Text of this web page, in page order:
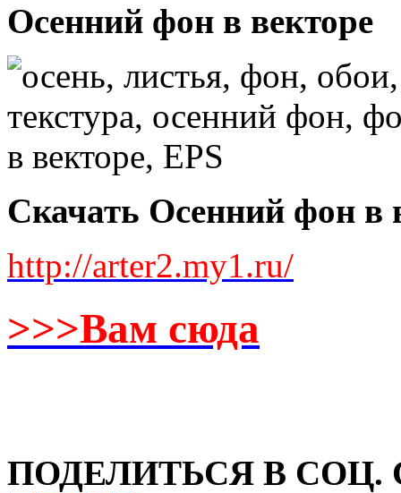
Осенний фон в векторе
Скачать Осенний фон в
http://arter2.my1.ru/
>>>Вам сюда
ПОДЕЛИТЬСЯ В СОЦ.